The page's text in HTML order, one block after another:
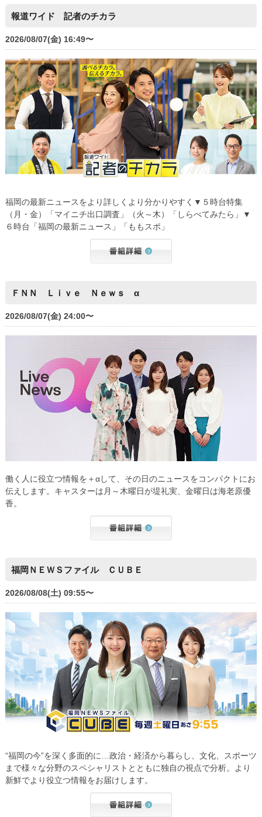
報道ワイド 記者のチカラ
2026/08/07(金) 16:49〜
福岡の最新ニュースをより詳しくより分かりやすく▼５時台特集
（月・金）「マイニチ出口調査」（火～木）「しらべてみたら」▼
６時台「福岡の最新ニュース」「ももスポ」
ＦＮＮ Ｌｉｖｅ Ｎｅｗｓ α
2026/08/07(金) 24:00〜
働く人に役立つ情報を＋αして、その日のニュースをコンパクトにお
伝えします。キャスターは月～木曜日が堤礼実、金曜日は海老原優
香。
福岡ＮＥＷＳファイル ＣＵＢＥ
2026/08/08(土) 09:55〜
“福岡の今”を深く多面的に…政治・経済から暮らし、文化、スポーツ
まで様々な分野のスペシャリストとともに独自の視点で分析。より
新鮮でより役立つ情報をお届けします。